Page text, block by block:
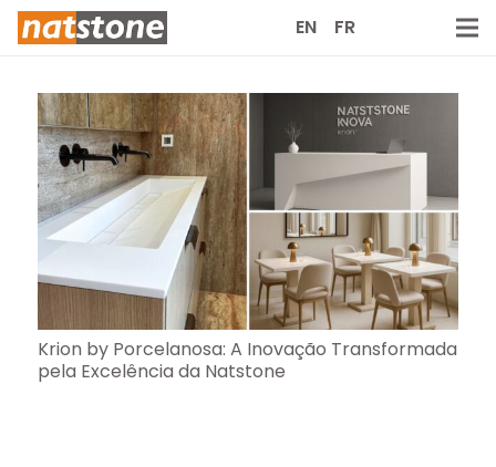
EN FR
Krion by Porcelanosa: A Inovação Transformada
pela Excelência da Natstone